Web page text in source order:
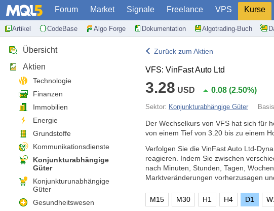
Forum Market Signale Freelance VPS Kurse
Artikel CodeBase Algo Forge Dokumentation Algotrading-Buch
Übersicht
Aktien
Technologie
Finanzen
Immobilien
Energie
Grundstoffe
Kommunikationsdienste
Konjunkturabhängige
Güter
Konjunkturunabhängige
Güter
Gesundheitswesen
Zurück zum Aktien
VFS: VinFast Auto Ltd
3.28 USD 0.08 (2.50%)
Sektor: Konjunkturabhängige Güter
Der Wechselkurs von VFS hat sich für
von einem Tief von 3.20 bis zu einem
Verfolgen Sie die VinFast Auto Ltd-
reagieren. Indem Sie zwischen
nach Minuten, Stunden, Tagen,
Marktveränderungen vorherzusagen
M15 M30 H1 H4 D1